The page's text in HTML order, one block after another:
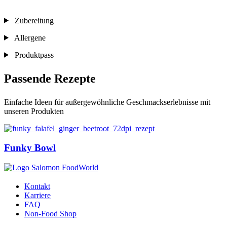
Zubereitung
Allergene
Produktpass
Passende Rezepte
Einfache Ideen für außergewöhnliche Geschmackserlebnisse mit
unseren Produkten
Funky Bowl
Kontakt
Karriere
FAQ
Non-Food Shop